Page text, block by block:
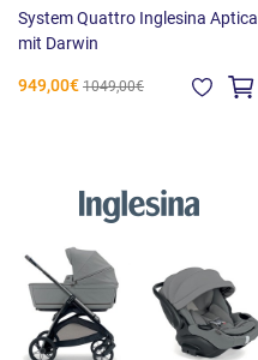
System Quattro Inglesina Aptica
mit Darwin
949,00€ 1049,00€